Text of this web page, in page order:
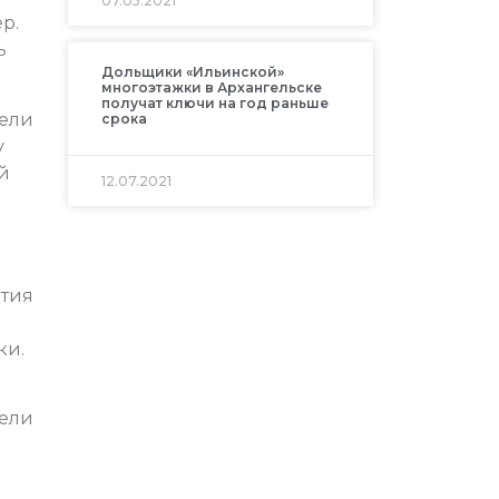
Дольщики «Ильинской»
многоэтажки в Архангельске
получат ключи на год раньше
срока
12.07.2021